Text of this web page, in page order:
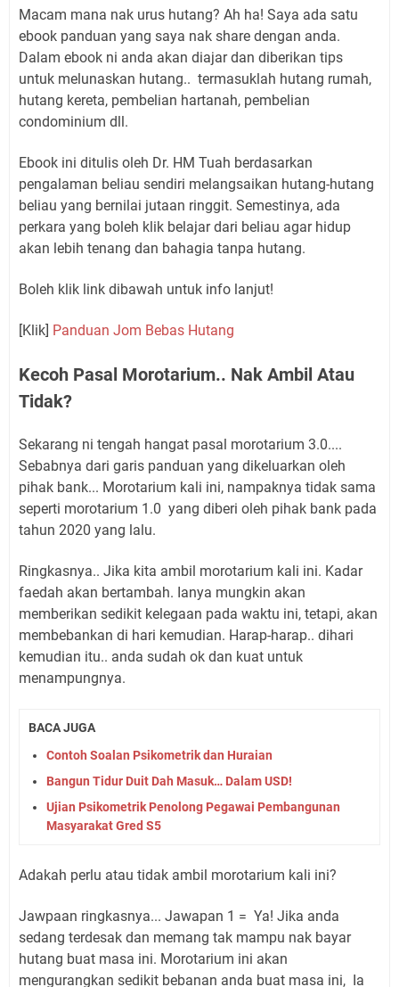
Macam mana nak urus hutang? Ah ha! Saya ada satu
ebook panduan yang saya nak share dengan anda.
Dalam ebook ni anda akan diajar dan diberikan tips
untuk melunaskan hutang.. termasuklah hutang rumah,
hutang kereta, pembelian hartanah, pembelian
condominium dll.
Ebook ini ditulis oleh Dr. HM Tuah berdasarkan
pengalaman beliau sendiri melangsaikan hutang-hutang
beliau yang bernilai jutaan ringgit. Semestinya, ada
perkara yang boleh klik belajar dari beliau agar hidup
akan lebih tenang dan bahagia tanpa hutang.
Boleh klik link dibawah untuk info lanjut!
[Klik] Panduan Jom Bebas Hutang
Kecoh Pasal Morotarium.. Nak Ambil Atau
Tidak?
Sekarang ni tengah hangat pasal morotarium 3.0....
Sebabnya dari garis panduan yang dikeluarkan oleh
pihak bank... Morotarium kali ini, nampaknya tidak sama
seperti morotarium 1.0 yang diberi oleh pihak bank pada
tahun 2020 yang lalu.
Ringkasnya.. Jika kita ambil morotarium kali ini. Kadar
faedah akan bertambah. Ianya mungkin akan
memberikan sedikit kelegaan pada waktu ini, tetapi, akan
membebankan di hari kemudian. Harap-harap.. dihari
kemudian itu.. anda sudah ok dan kuat untuk
menampungnya.
BACA JUGA
Contoh Soalan Psikometrik dan Huraian
Bangun Tidur Duit Dah Masuk… Dalam USD!
Ujian Psikometrik Penolong Pegawai Pembangunan
Masyarakat Gred S5
Adakah perlu atau tidak ambil morotarium kali ini?
Jawpaan ringkasnya... Jawapan 1 = Ya! Jika anda
sedang terdesak dan memang tak mampu nak bayar
hutang buat masa ini. Morotarium ini akan
mengurangkan sedikit bebanan anda buat masa ini, Ia